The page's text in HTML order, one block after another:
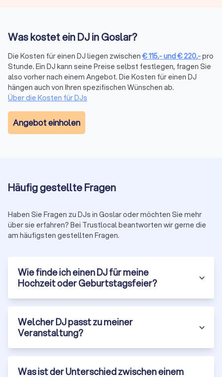
Den perfekten DJ in Goslar
finden
Vergleichen Sie mit Trustlocal bis zu vier
unverbindliche Angebote von geprüften DJs in
Ihrer Nähe. Kostenlos, transparent und auf Basis
echter Kundenbewertungen.
Was kostet ein DJ in Goslar?
Die Kosten für einen DJ liegen zwischen €115,-und€220,-pro
Stunde. Ein DJ kann seine Preise selbst festlegen, fragen Sie
also vorher nach einem Angebot. Die Kosten für einen DJ
hängen auch von Ihren spezifischen Wünschen ab.
Über die Kosten für DJs
Angebot einholen
Häufig gestellte Fragen
Haben Sie Fragen zu DJs in Goslar oder möchten Sie mehr
über sie erfahren? Bei Trustlocal beantworten wir gerne die
am häufigsten gestellten Fragen.
Wie finde ich einen DJ für meine
Hochzeit oder Geburtstagsfeier?
Welcher DJ passt zu meiner
Veranstaltung?
Was ist der Unterschied zwischen einem